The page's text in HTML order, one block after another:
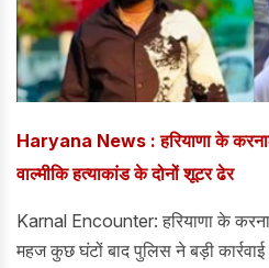
Haryana News : हरियाणा के
वाल्मीकि हत्याकांड के दोनों शूटर ढेर
Karnal Encounter: हरियाणा के
महज कुछ घंटों बाद पुलिस ने बड़ी